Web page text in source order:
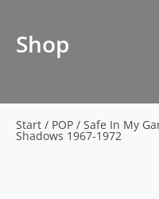
Shop
Start / POP / Safe In My
Shadows 1967-1972